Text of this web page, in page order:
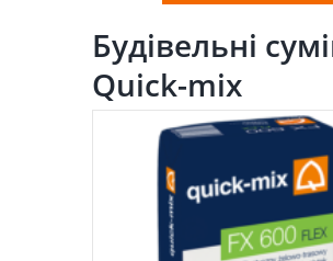
Будівельні
Quick-mix